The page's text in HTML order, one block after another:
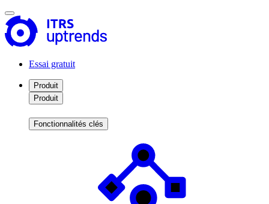
Essai gratuit
Produit
Produit
Fonctionnalités clés